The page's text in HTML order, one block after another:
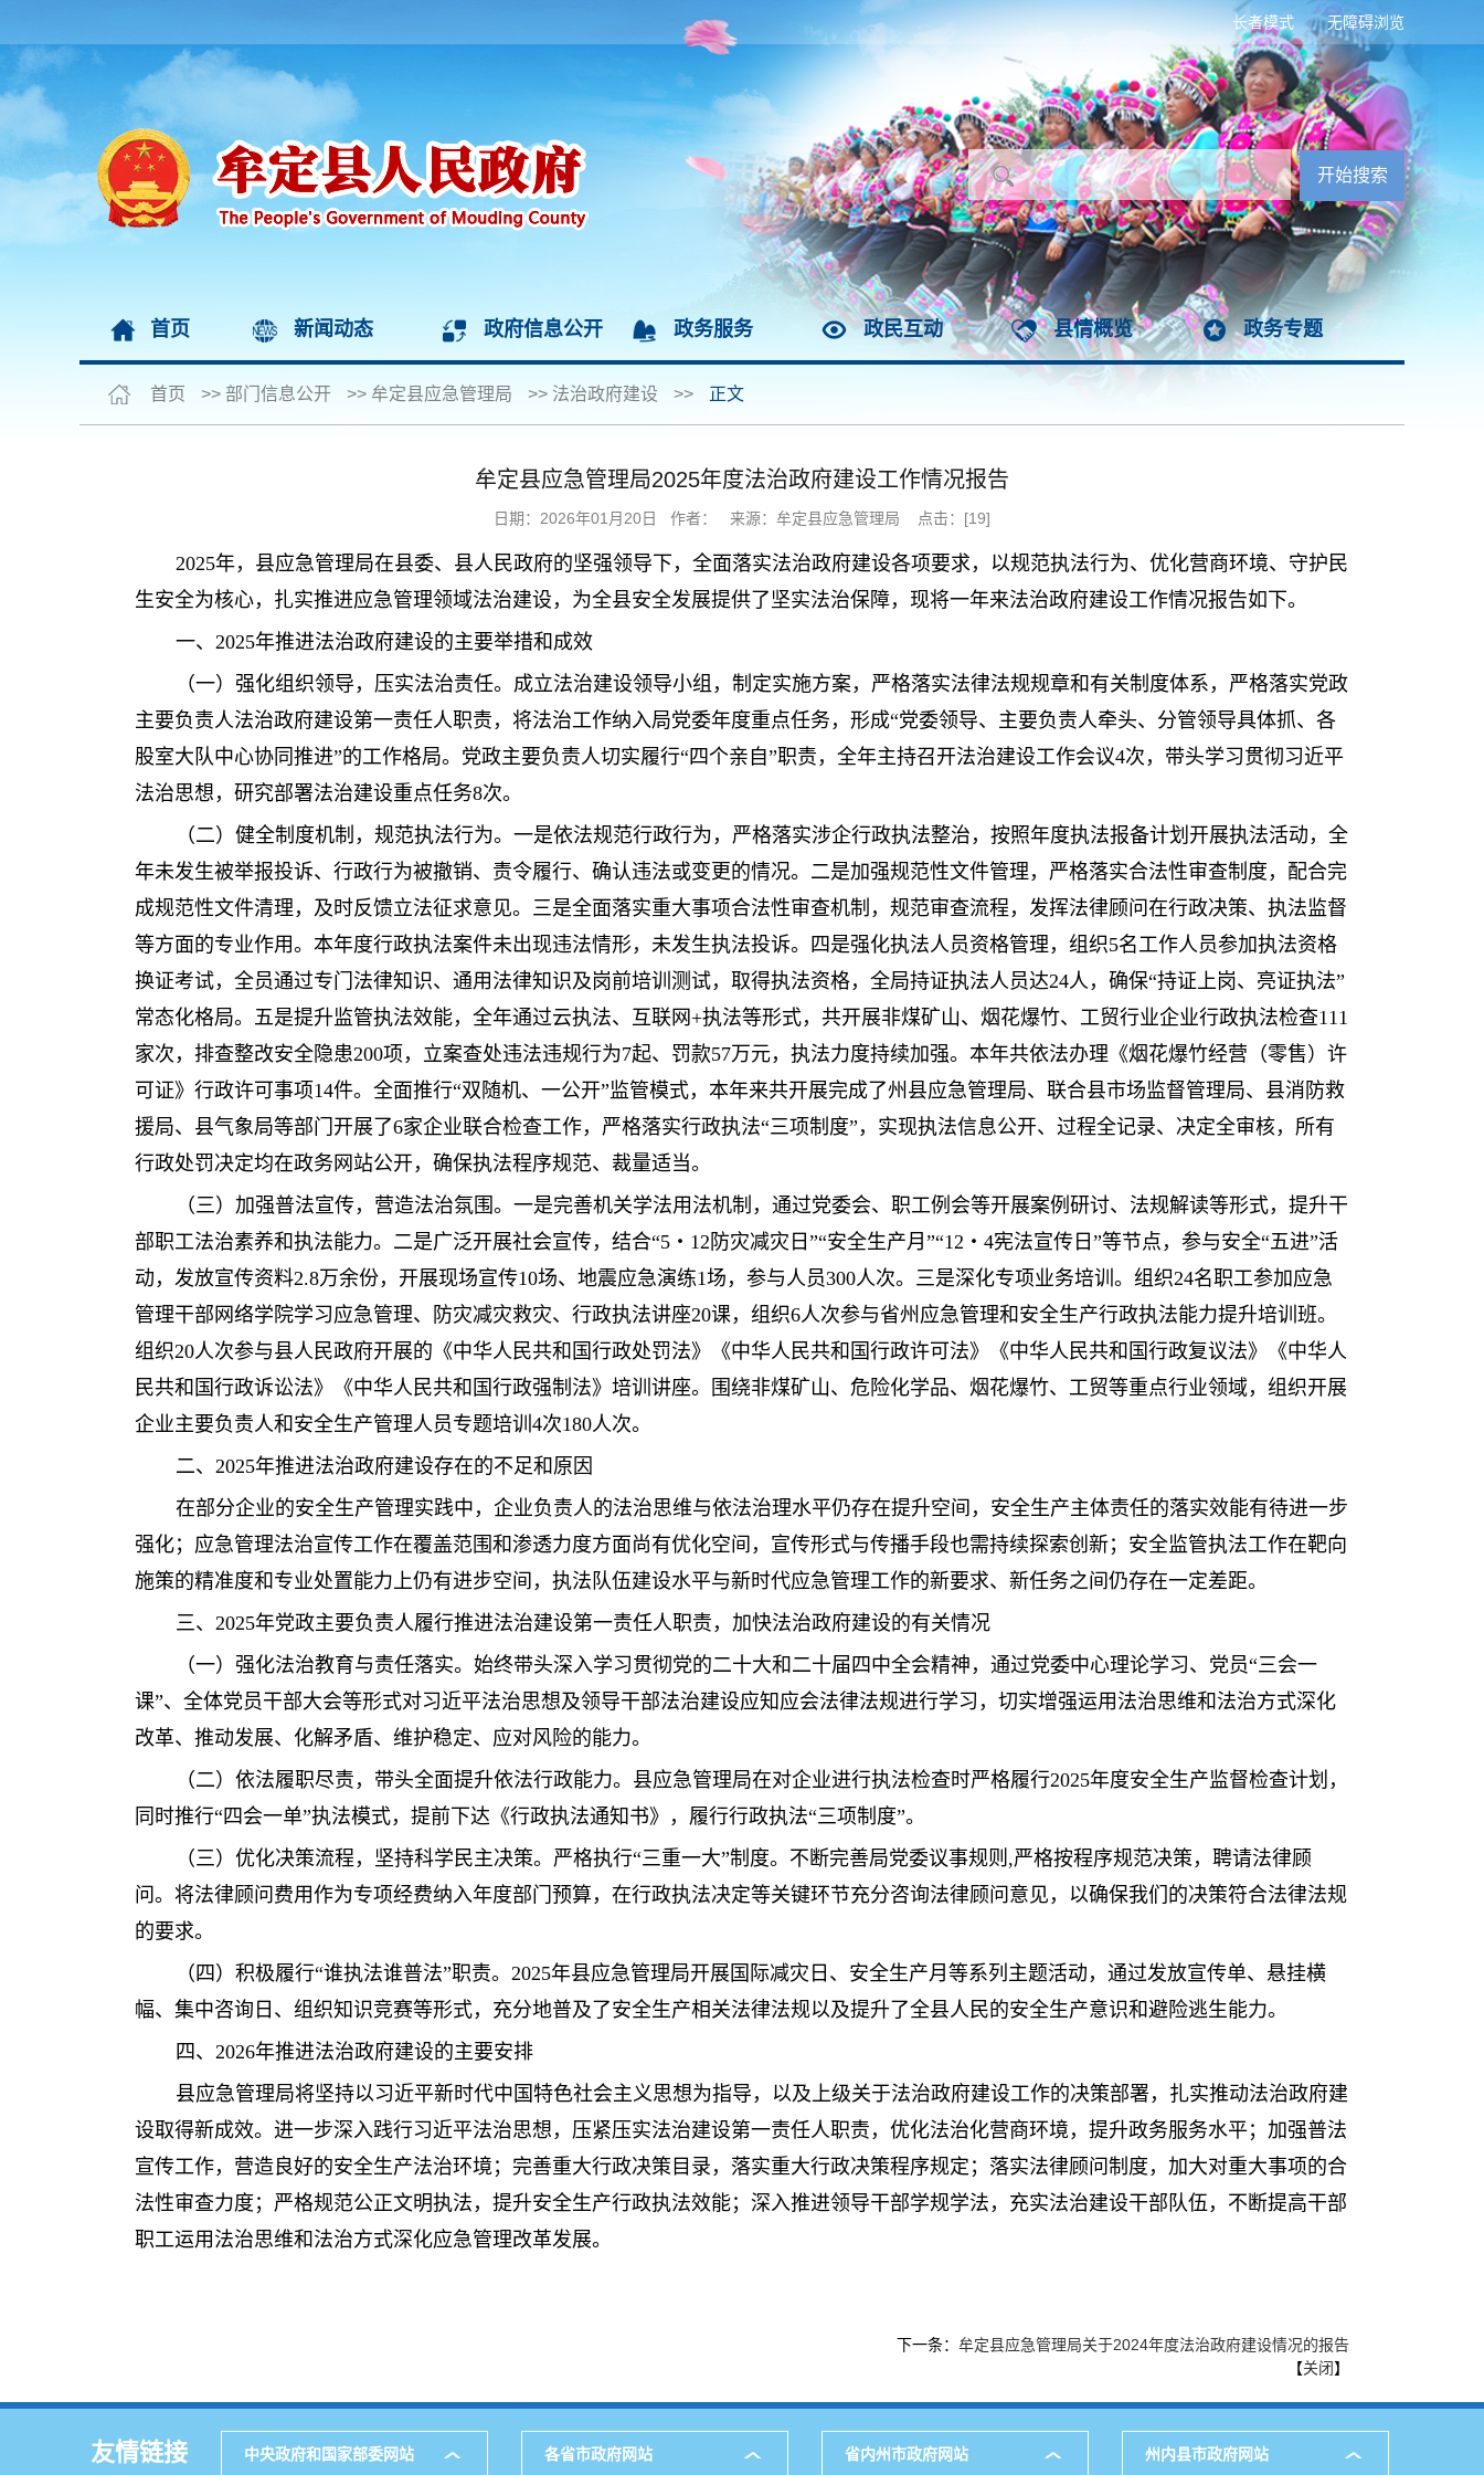
无障碍浏览
长者模式
首页 新闻动态 政府信息公开 政务服务 政民互动 县情概览 政务专题
首页 >> 部门信息公开 >> 牟定县应急管理局 >> 法治政府建设 >> 正文
牟定县应急管理局2025年度法治政府建设工作情况报告
日期：2026年01月20日 作者： 来源：牟定县应急管理局 点击：[19]
2025年，县应急管理局在县委、县人民政府的坚强领导下，全面落实法治政府建设各项要求，以规范执法行为、优化营商环境、守护民
生安全为核心，扎实推进应急管理领域法治建设，为全县安全发展提供了坚实法治保障，现将一年来法治政府建设工作情况报告如下。
一、2025年推进法治政府建设的主要举措和成效
（一）强化组织领导，压实法治责任。成立法治建设领导小组，制定实施方案，严格落实法律法规规章和有关制度体系，严格落实党政
主要负责人法治政府建设第一责任人职责，将法治工作纳入局党委年度重点任务，形成“党委领导、主要负责人牵头、分管领导具体抓、各
股室大队中心协同推进”的工作格局。党政主要负责人切实履行“四个亲自”职责，全年主持召开法治建设工作会议4次，带头学习贯彻习近平
法治思想，研究部署法治建设重点任务8次。
（二）健全制度机制，规范执法行为。一是依法规范行政行为，严格落实涉企行政执法整治，按照年度执法报备计划开展执法活动，全
年未发生被举报投诉、行政行为被撤销、责令履行、确认违法或变更的情况。二是加强规范性文件管理，严格落实合法性审查制度，配合完
成规范性文件清理，及时反馈立法征求意见。三是全面落实重大事项合法性审查机制，规范审查流程，发挥法律顾问在行政决策、执法监督
等方面的专业作用。本年度行政执法案件未出现违法情形，未发生执法投诉。四是强化执法人员资格管理，组织5名工作人员参加执法资格
换证考试，全员通过专门法律知识、通用法律知识及岗前培训测试，取得执法资格，全局持证执法人员达24人，确保“持证上岗、亮证执法”
常态化格局。五是提升监管执法效能，全年通过云执法、互联网+执法等形式，共开展非煤矿山、烟花爆竹、工贸行业企业行政执法检查111
家次，排查整改安全隐患200项，立案查处违法违规行为7起、罚款57万元，执法力度持续加强。本年共依法办理《烟花爆竹经营（零售）许
可证》行政许可事项14件。全面推行“双随机、一公开”监管模式，本年来共开展完成了州县应急管理局、联合县市场监督管理局、县消防救
援局、县气象局等部门开展了6家企业联合检查工作，严格落实行政执法“三项制度”，实现执法信息公开、过程全记录、决定全审核，所有
行政处罚决定均在政务网站公开，确保执法程序规范、裁量适当。
（三）加强普法宣传，营造法治氛围。一是完善机关学法用法机制，通过党委会、职工例会等开展案例研讨、法规解读等形式，提升干
部职工法治素养和执法能力。二是广泛开展社会宣传，结合“5・12防灾减灾日”“安全生产月”“12・4宪法宣传日”等节点，参与安全“五进”活
动，发放宣传资料2.8万余份，开展现场宣传10场、地震应急演练1场，参与人员300人次。三是深化专项业务培训。组织24名职工参加应急
管理干部网络学院学习应急管理、防灾减灾救灾、行政执法讲座20课，组织6人次参与省州应急管理和安全生产行政执法能力提升培训班。
组织20人次参与县人民政府开展的《中华人民共和国行政处罚法》《中华人民共和国行政许可法》《中华人民共和国行政复议法》《中华人
民共和国行政诉讼法》《中华人民共和国行政强制法》培训讲座。围绕非煤矿山、危险化学品、烟花爆竹、工贸等重点行业领域，组织开展
企业主要负责人和安全生产管理人员专题培训4次180人次。
二、2025年推进法治政府建设存在的不足和原因
在部分企业的安全生产管理实践中，企业负责人的法治思维与依法治理水平仍存在提升空间，安全生产主体责任的落实效能有待进一步
强化；应急管理法治宣传工作在覆盖范围和渗透力度方面尚有优化空间，宣传形式与传播手段也需持续探索创新；安全监管执法工作在靶向
施策的精准度和专业处置能力上仍有进步空间，执法队伍建设水平与新时代应急管理工作的新要求、新任务之间仍存在一定差距。
三、2025年党政主要负责人履行推进法治建设第一责任人职责，加快法治政府建设的有关情况
（一）强化法治教育与责任落实。始终带头深入学习贯彻党的二十大和二十届四中全会精神，通过党委中心理论学习、党员“三会一
课”、全体党员干部大会等形式对习近平法治思想及领导干部法治建设应知应会法律法规进行学习，切实增强运用法治思维和法治方式深化
改革、推动发展、化解矛盾、维护稳定、应对风险的能力。
（二）依法履职尽责，带头全面提升依法行政能力。县应急管理局在对企业进行执法检查时严格履行2025年度安全生产监督检查计划，
同时推行“四会一单”执法模式，提前下达《行政执法通知书》，履行行政执法“三项制度”。
（三）优化决策流程，坚持科学民主决策。严格执行“三重一大”制度。不断完善局党委议事规则,严格按程序规范决策，聘请法律顾
问。将法律顾问费用作为专项经费纳入年度部门预算，在行政执法决定等关键环节充分咨询法律顾问意见，以确保我们的决策符合法律法规
的要求。
（四）积极履行“谁执法谁普法”职责。2025年县应急管理局开展国际减灾日、安全生产月等系列主题活动，通过发放宣传单、悬挂横
幅、集中咨询日、组织知识竞赛等形式，充分地普及了安全生产相关法律法规以及提升了全县人民的安全生产意识和避险逃生能力。
四、2026年推进法治政府建设的主要安排
县应急管理局将坚持以习近平新时代中国特色社会主义思想为指导，以及上级关于法治政府建设工作的决策部署，扎实推动法治政府建
设取得新成效。进一步深入践行习近平法治思想，压紧压实法治建设第一责任人职责，优化法治化营商环境，提升政务服务水平；加强普法
宣传工作，营造良好的安全生产法治环境；完善重大行政决策目录，落实重大行政决策程序规定；落实法律顾问制度，加大对重大事项的合
法性审查力度；严格规范公正文明执法，提升安全生产行政执法效能；深入推进领导干部学规学法，充实法治建设干部队伍，不断提高干部
职工运用法治思维和法治方式深化应急管理改革发展。
下一条： 牟定县应急管理局关于2024年度法治政府建设情况的报告
【关闭】
友情链接 中央政府和国家部委网站 各省市政府网站 省内州市政府网站 州内县市政府网站